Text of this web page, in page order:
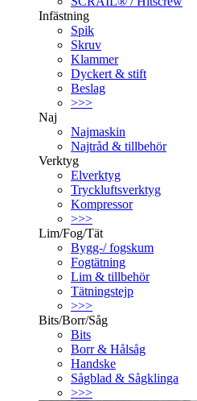
Infästning
Spik
Skruv
Klammer
Dyckert & stift
Beslag
>>>
Naj
Najmaskin
Najtråd & tillbehör
Verktyg
Elverktyg
Tryckluftsverktyg
Kompressor
>>>
Lim/Fog/Tät
Bygg-/ fogskum
Fogtätning
Lim & tillbehör
Tätningstejp
>>>
Bits/Borr/Såg
Bits
Borr & Hålsåg
Handske
Sågblad & Sågklinga
>>>